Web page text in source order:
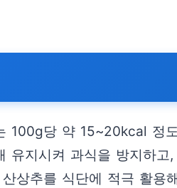
100g당 약 15~20kcal 정
유지시켜 과식을 방지하
상추를 식단에 적극 활용